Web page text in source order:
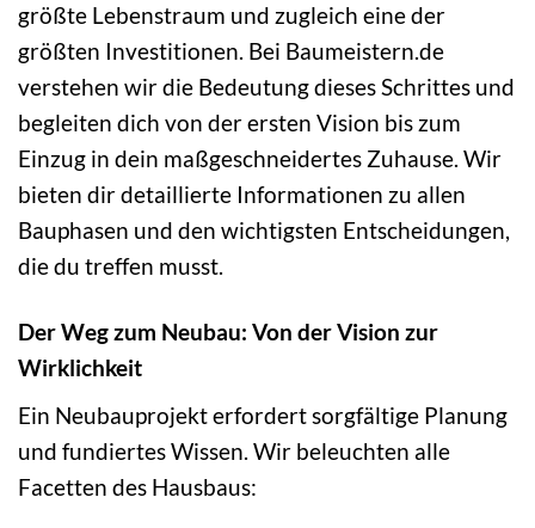
größte Lebenstraum und zugleich eine der
größten Investitionen. Bei Baumeistern.de
verstehen wir die Bedeutung dieses Schrittes und
begleiten dich von der ersten Vision bis zum
Einzug in dein maßgeschneidertes Zuhause. Wir
bieten dir detaillierte Informationen zu allen
Bauphasen und den wichtigsten Entscheidungen,
die du treffen musst.
Der Weg zum Neubau: Von der Vision zur
Wirklichkeit
Ein Neubauprojekt erfordert sorgfältige Planung
und fundiertes Wissen. Wir beleuchten alle
Facetten des Hausbaus: